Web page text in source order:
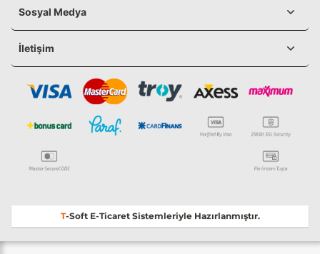
Sosyal Medya
İletişim
T-Soft E-TicaretSistemleriyle Hazırlanmıştır.